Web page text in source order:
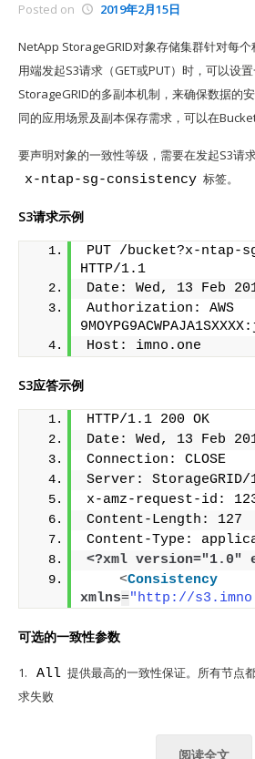
Posted on 2019年2月15日
NetApp StorageGRID对象存储集群针对每
用端发起S3请求（GET或PUT）时，可以设
StorageGRID的多副本机制，来确保数据的
同的应用场景及副本保存需求，可以在
要声明对象的一致性等级，需要在发起S3请
x-ntap-sg-consistency 标签。
S3请求示例
PUT /bucket?x-ntap-
HTTP/1.1
Date: Wed, 13 Feb
Authorization: AWS
Host: imno.one
S3应答示例
HTTP/1.1 200 OK
Date: Wed, 13 Feb
Connection: CLOSE
Server:
x-amz-request-id:
Content-Length: 127
Content-Type:
<?xml version="1.0"
<Consistency
xmlns="http://
可选的一致性参数
1. All 提供最高的一致性保证。所有节点
求失败
阅读全文